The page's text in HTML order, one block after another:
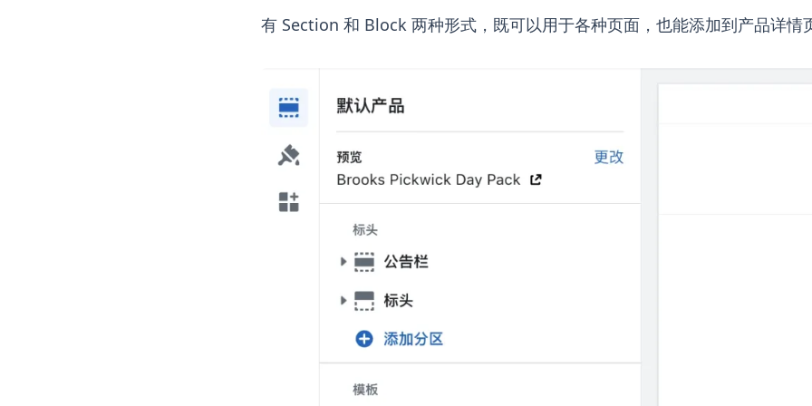
有 Section 和 Block 两种形式，既可以用于各种页面，也能添加到产品详情